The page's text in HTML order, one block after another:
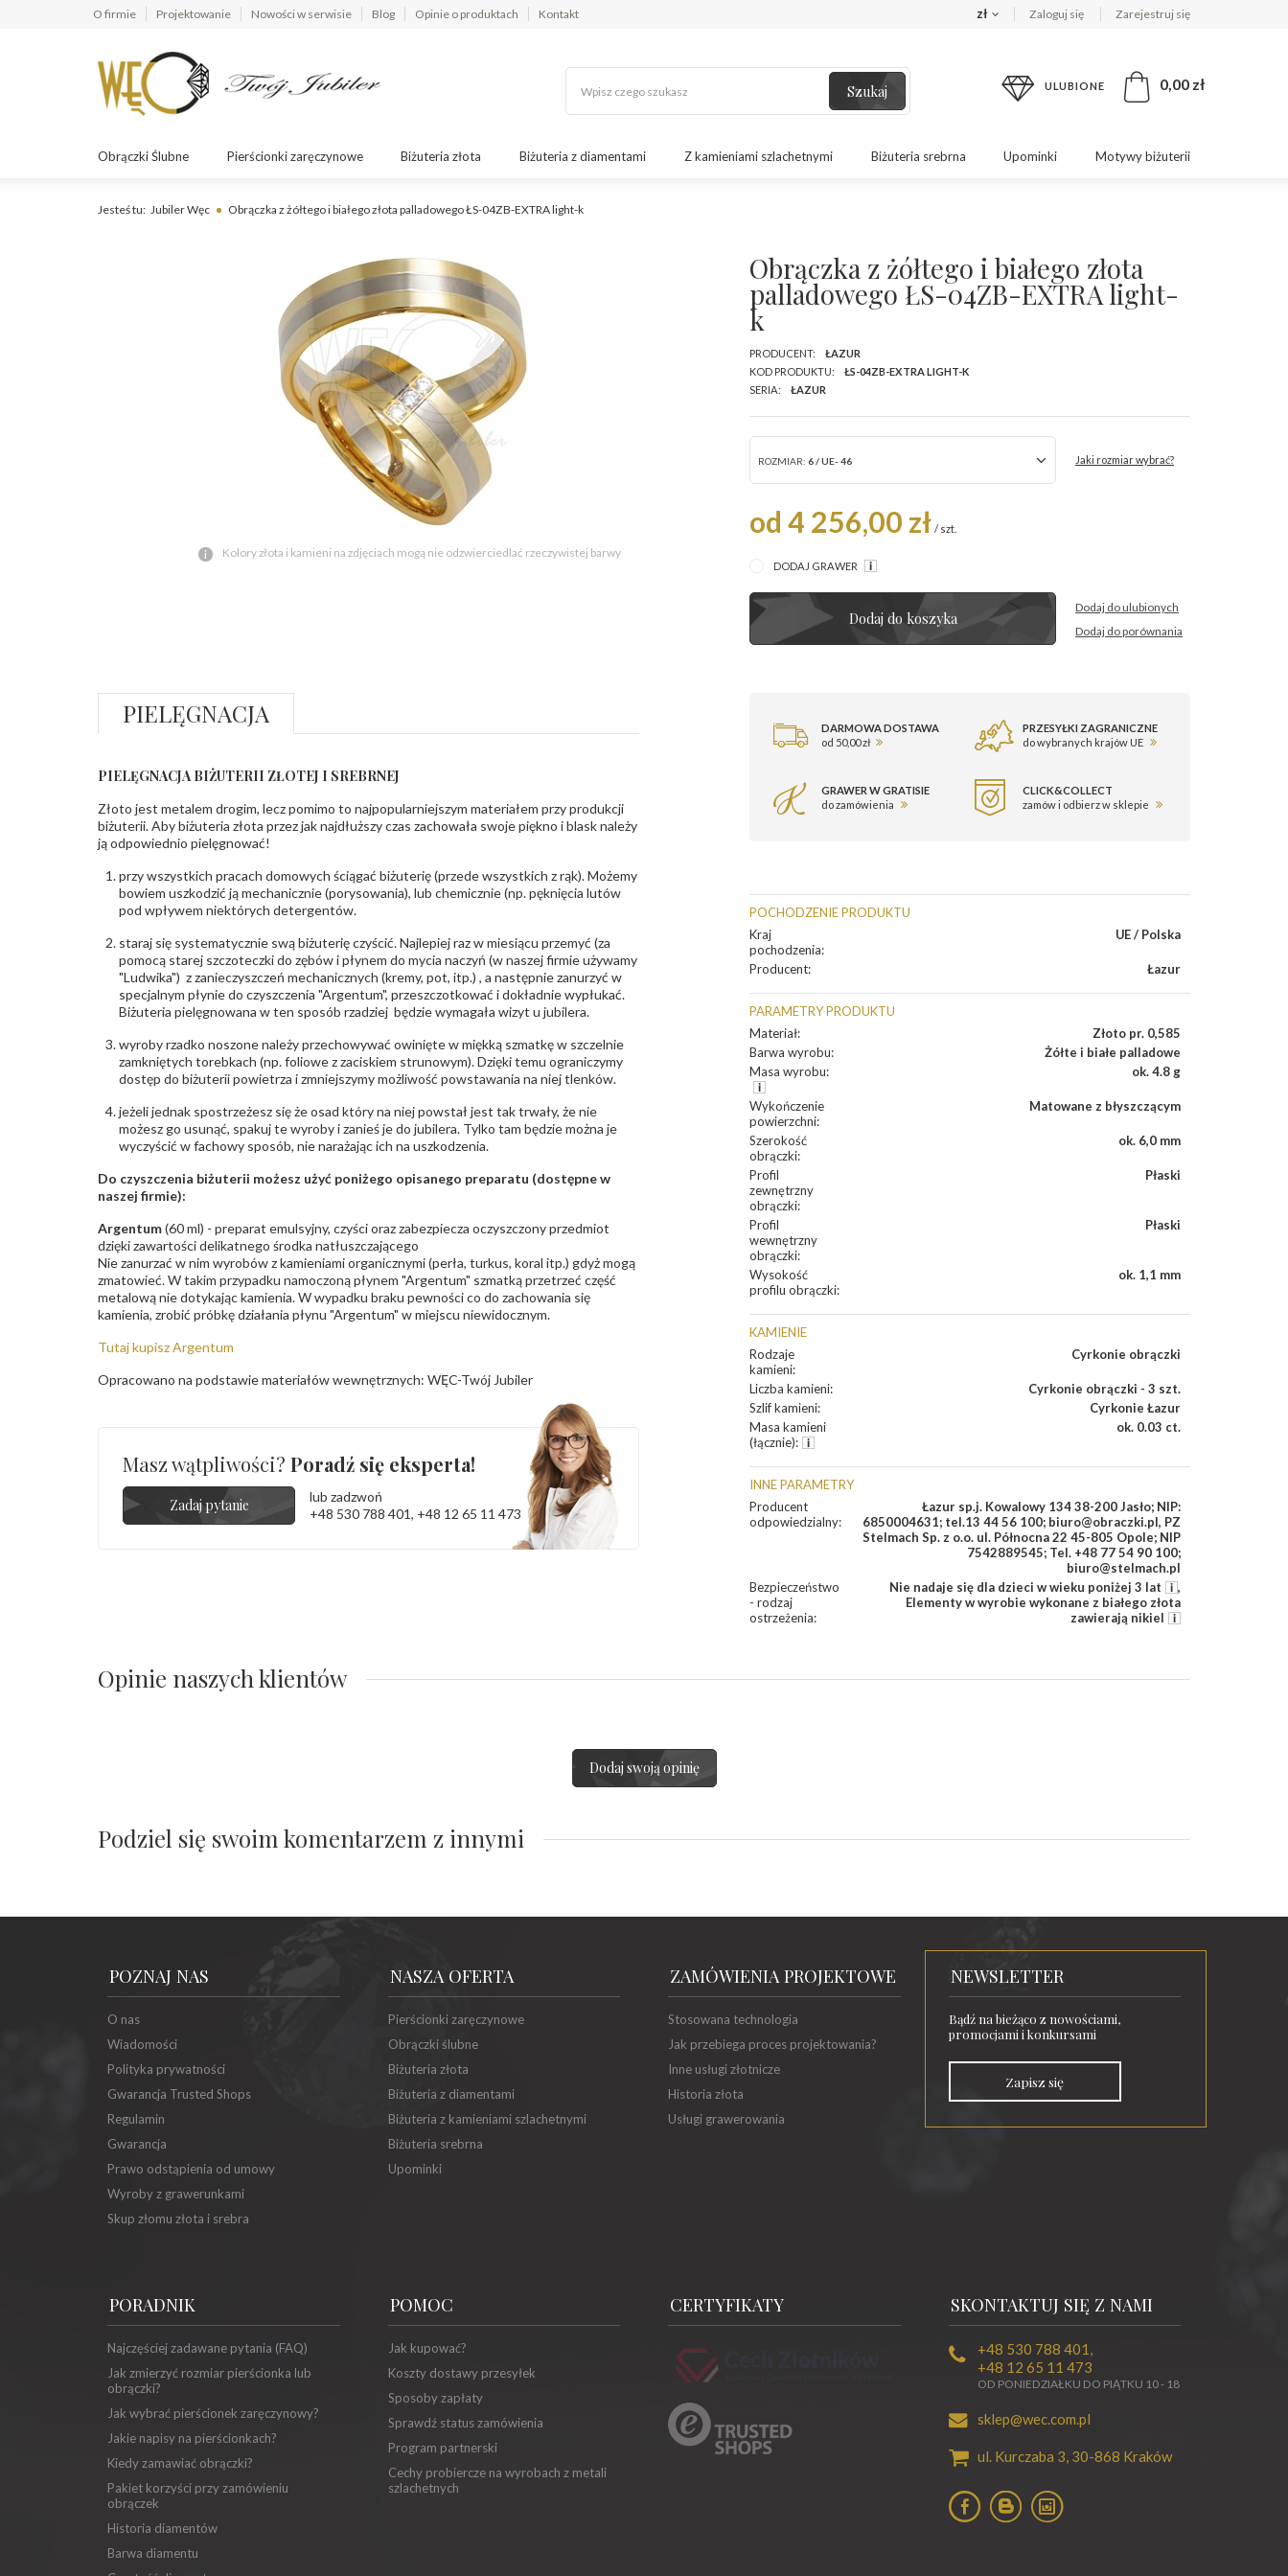
O firmie Projektowanie Nowości w serwisie Blog Opinie o produktach Kontakt zł Zaloguj się Zarejestruj się
Szukaj ULUBIONE 0,00 zł
Obrączki Ślubne Pierścionki zaręczynowe Biżuteria złota Biżuteria z diamentami Z kamieniami szlachetnymi Biżuteria srebrna Upominki Motywy biżuterii
Jesteś tu: Jubiler Węc Obrączka z żółtego i białego złota palladowego ŁS-04ZB-EXTRA light-k
Kolory złota i kamieni na zdjęciach mogą nie odzwierciedlać rzeczywistej barwy
Obrączka z żółtego i białego złota
palladowego ŁS-04ZB-EXTRA light-
k
PRODUCENT:
ŁAZUR
KOD PRODUKTU:
ŁS-04ZB-EXTRA LIGHT-K
SERIA:
ŁAZUR
ROZMIAR: 6 / UE- 46 Jaki rozmiar wybrać?
od 4 256,00 zł / szt.
DODAJ GRAWER
Dodaj do koszyka
Dodaj do ulubionych
Dodaj do porównania
DARMOWA DOSTAWA
od 50,00 zł
PRZESYŁKI ZAGRANICZNE
do wybranych krajów UE
GRAWER W GRATISIE
do zamówienia
CLICK&COLLECT
zamów i odbierz w sklepie
POCHODZENIE PRODUKTU
Kraj
pochodzenia:
UE / Polska
Producent: Łazur
PARAMETRY PRODUKTU
Materiał:
Złoto pr. 0,585
Barwa wyrobu:
Żółte i białe palladowe
Masa wyrobu: ok. 4.8 g
Wykończenie
powierzchni:
Matowane z błyszczącym
Szerokość
obrączki:
ok. 6,0 mm
Profil
zewnętrzny
obrączki:
Płaski
Profil
wewnętrzny
obrączki:
Płaski
Wysokość
profilu obrączki:
ok. 1,1 mm
KAMIENIE
Rodzaje
kamieni:
Cyrkonie obrączki
Liczba kamieni:
Cyrkonie obrączki - 3 szt.
Szlif kamieni:
Cyrkonie Łazur
Masa kamieni
(łącznie):
ok. 0.03 ct.
INNE PARAMETRY
Producent
odpowiedzialny:
Łazur sp.j. Kowalowy 134 38-200 Jasło; NIP:
6850004631; tel.13 44 56 100; biuro@obraczki.pl, PZ
Stelmach Sp. z o.o. ul. Północna 22 45-805 Opole; NIP
7542889545; Tel. +48 77 54 90 100;
biuro@stelmach.pl
Bezpieczeństwo
- rodzaj
ostrzeżenia:
Nie nadaje się dla dzieci w wieku poniżej 3 lat
,
Elementy w wyrobie wykonane z białego złota
zawierają nikiel
PIELĘGNACJA
PIELĘGNACJA BIŻUTERII ZŁOTEJ I SREBRNEJ
Złoto jest metalem drogim, lecz pomimo to najpopularniejszym materiałem przy produkcji
biżuterii. Aby biżuteria złota przez jak najdłuższy czas zachowała swoje piękno i blask należy
ją odpowiednio pielęgnować!
przy wszystkich pracach domowych ściągać biżuterię (przede wszystkich z rąk). Możemy
bowiem uszkodzić ją mechanicznie (porysowania), lub chemicznie (np. pęknięcia lutów
pod wpływem niektórych detergentów.
staraj się systematycznie swą biżuterię czyścić. Najlepiej raz w miesiącu przemyć (za
pomocą starej szczoteczki do zębów i płynem do mycia naczyń (w naszej firmie używamy
"Ludwika") z zanieczyszczeń mechanicznych (kremy, pot, itp.) , a następnie zanurzyć w
specjalnym płynie do czyszczenia "Argentum", przeszczotkować i dokładnie wypłukać.
Biżuteria pielęgnowana w ten sposób rzadziej będzie wymagała wizyt u jubilera.
wyroby rzadko noszone należy przechowywać owinięte w miękką szmatkę w szczelnie
zamkniętych torebkach (np. foliowe z zaciskiem strunowym). Dzięki temu ograniczymy
dostęp do biżuterii powietrza i zmniejszymy możliwość powstawania na niej tlenków.
jeżeli jednak spostrzeżesz się że osad który na niej powstał jest tak trwały, że nie
możesz go usunąć, spakuj te wyroby i zanieś je do jubilera. Tylko tam będzie można je
wyczyścić w fachowy sposób, nie narażając ich na uszkodzenia.
Do czyszczenia biżuterii możesz użyć poniżego opisanego preparatu (dostępne w
naszej firmie):
Argentum(60 ml) - preparat emulsyjny, czyści oraz zabezpiecza oczyszczony przedmiot
dzięki zawartości delikatnego środka natłuszczającego
Nie zanurzać w nim wyrobów z kamieniami organicznymi (perła, turkus, koral itp.) gdyż mogą
zmatowieć. W takim przypadku namoczoną płynem "Argentum" szmatką przetrzeć część
metalową nie dotykając kamienia. W wypadku braku pewności co do zachowania się
kamienia, zrobić próbkę działania płynu "Argentum" w miejscu niewidocznym.
Tutaj kupisz Argentum
Opracowano na podstawie materiałów wewnętrznych: WĘC-Twój Jubiler
Masz wątpliwości? Poradź się eksperta!
Zadaj pytanie
lub zadzwoń
+48 530 788 401, +48 12 65 11 473
Opinie naszych klientów
Dodaj swoją opinię
Podziel się swoim komentarzem z innymi
POZNAJ NAS
O nas
Wiadomości
Polityka prywatności
Gwarancja Trusted Shops
Regulamin
Gwarancja
Prawo odstąpienia od umowy
Wyroby z grawerunkami
Skup złomu złota i srebra
NASZA OFERTA
Pierścionki zaręczynowe
Obrączki ślubne
Biżuteria złota
Biżuteria z diamentami
Biżuteria z kamieniami szlachetnymi
Biżuteria srebrna
Upominki
ZAMÓWIENIA PROJEKTOWE
Stosowana technologia
Jak przebiega proces projektowania?
Inne usługi złotnicze
Historia złota
Usługi grawerowania
NEWSLETTER
Bądź na bieżąco z nowościami,
promocjami i konkursami
Zapisz się
PORADNIK
Najczęściej zadawane pytania (FAQ)
Jak zmierzyć rozmiar pierścionka lub
obrączki?
Jak wybrać pierścionek zaręczynowy?
Jakie napisy na pierścionkach?
Kiedy zamawiać obrączki?
Pakiet korzyści przy zamówieniu
obrączek
Historia diamentów
Barwa diamentu
POMOC
Jak kupować?
Koszty dostawy przesyłek
Sposoby zapłaty
Sprawdź status zamówienia
Program partnerski
Cechy probiercze na wyrobach z metali
szlachetnych
CERTYFIKATY SKONTAKTUJ SIĘ Z NAMI
+48 530 788 401 ,
+48 12 65 11 473
OD PONIEDZIAŁKU DO PIĄTKU 10 - 18
sklep@wec.com.pl
ul. Kurczaba 3, 30-868 Kraków